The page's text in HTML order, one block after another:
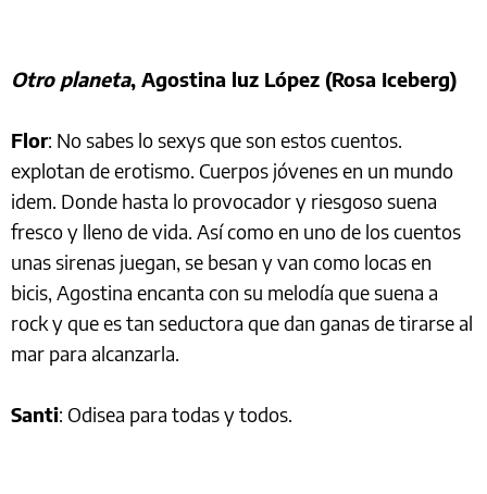
Otro planeta, Agostina luz López (Rosa Iceberg)
Flor: No sabes lo sexys que son estos cuentos.
explotan de erotismo. Cuerpos jóvenes en un mundo
idem. Donde hasta lo provocador y riesgoso suena
fresco y lleno de vida. Así como en uno de los cuentos
unas sirenas juegan, se besan y van como locas en
bicis, Agostina encanta con su melodía que suena a
rock y que es tan seductora que dan ganas de tirarse al
mar para alcanzarla.
Santi: Odisea para todas y todos.